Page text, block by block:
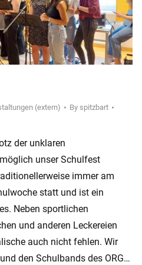
(extern) By spitzbart
der unklaren
unser Schulfest
immer am
statt und ist ein
Neben sportlichen
und anderen Leckereien
auch nicht fehlen. Wir
den Schulbands des ORG…